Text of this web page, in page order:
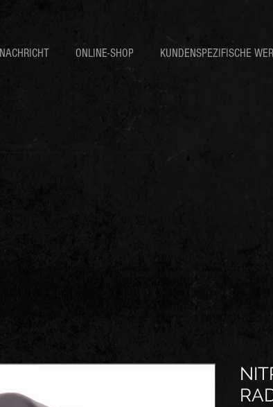
NACHRICHT ONLINE-SHOP KUNDENSPEZIFISCHE